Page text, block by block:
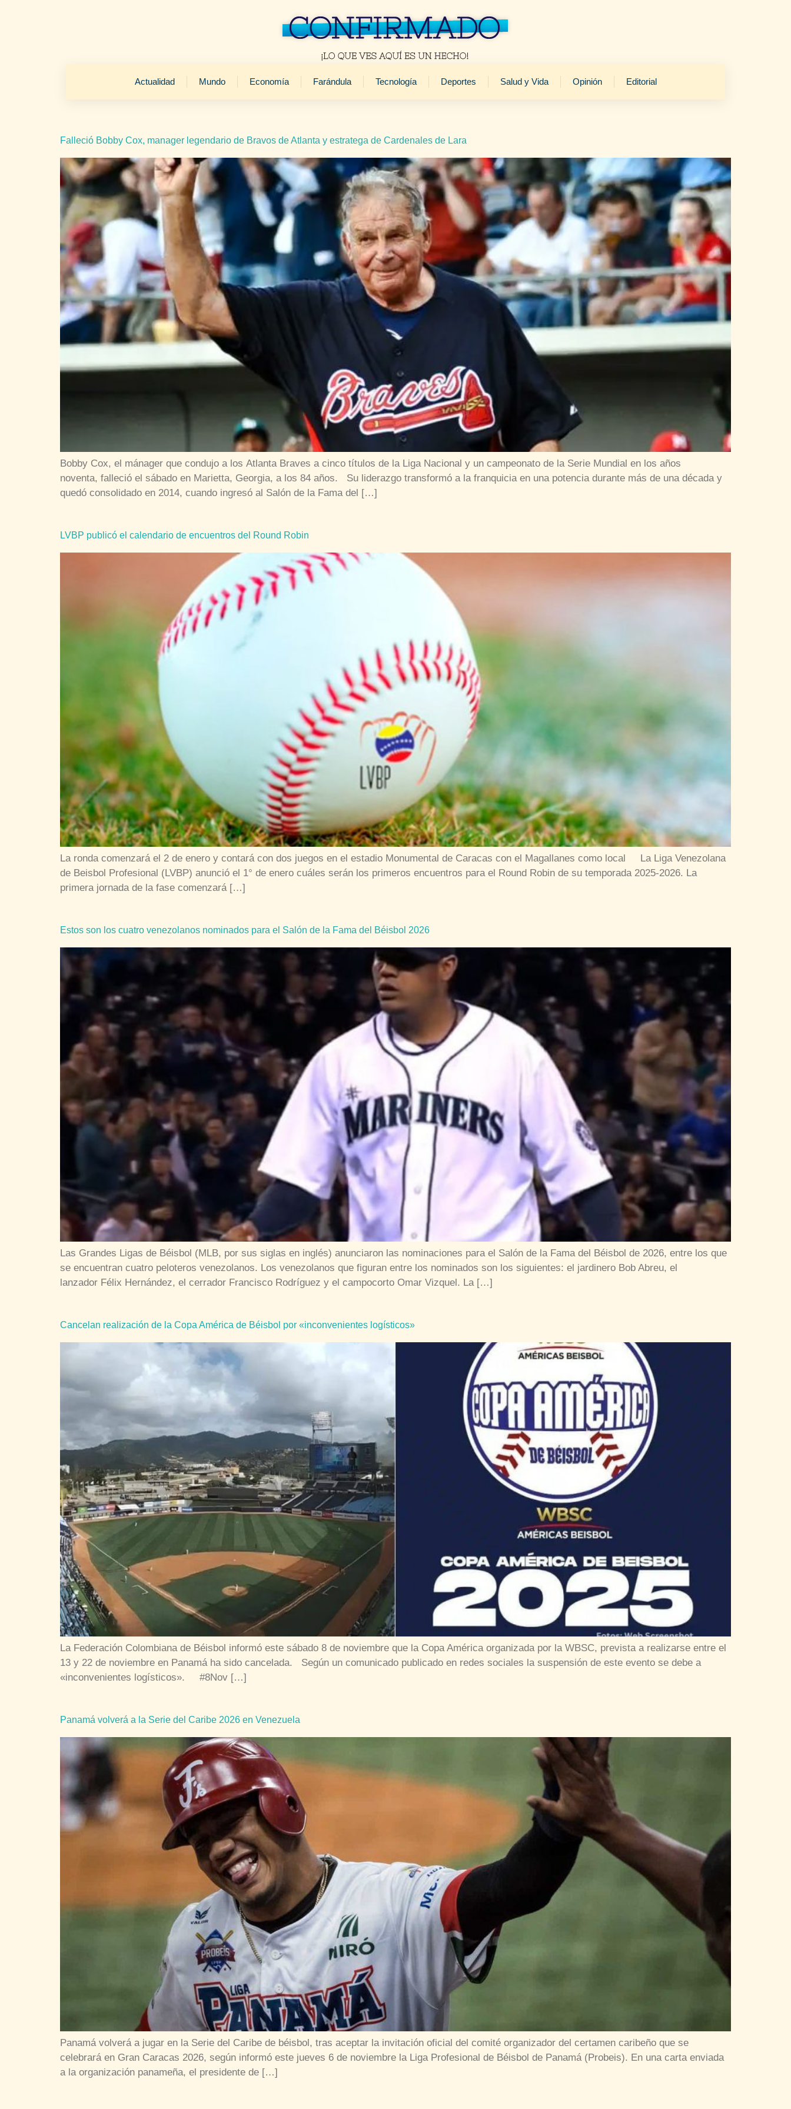
Actualidad Mundo Economía Farándula Tecnología Deportes Salud y Vida Opinión Editorial
Falleció Bobby Cox, manager legendario de Bravos de Atlanta y estratega de Cardenales de Lara
Bobby Cox, el mánager que condujo a los Atlanta Braves a cinco títulos de la Liga Nacional y un campeonato de la Serie Mundial en los años
noventa, falleció el sábado en Marietta, Georgia, a los 84 años. Su liderazgo transformó a la franquicia en una potencia durante más de una década y
quedó consolidado en 2014, cuando ingresó al Salón de la Fama del […]
LVBP publicó el calendario de encuentros del Round Robin
La ronda comenzará el 2 de enero y contará con dos juegos en el estadio Monumental de Caracas con el Magallanes como local La Liga Venezolana
de Beisbol Profesional (LVBP) anunció el 1° de enero cuáles serán los primeros encuentros para el Round Robin de su temporada 2025-2026. La
primera jornada de la fase comenzará […]
Estos son los cuatro venezolanos nominados para el Salón de la Fama del Béisbol 2026
Las Grandes Ligas de Béisbol (MLB, por sus siglas en inglés) anunciaron las nominaciones para el Salón de la Fama del Béisbol de 2026, entre los que
se encuentran cuatro peloteros venezolanos. Los venezolanos que figuran entre los nominados son los siguientes: el jardinero Bob Abreu, el
lanzador Félix Hernández, el cerrador Francisco Rodríguez y el campocorto Omar Vizquel. La […]
Cancelan realización de la Copa América de Béisbol por «inconvenientes logísticos»
La Federación Colombiana de Béisbol informó este sábado 8 de noviembre que la Copa América organizada por la WBSC, prevista a realizarse entre el
13 y 22 de noviembre en Panamá ha sido cancelada. Según un comunicado publicado en redes sociales la suspensión de este evento se debe a
«inconvenientes logísticos». #8Nov […]
Panamá volverá a la Serie del Caribe 2026 en Venezuela
Panamá volverá a jugar en la Serie del Caribe de béisbol, tras aceptar la invitación oficial del comité organizador del certamen caribeño que se
celebrará en Gran Caracas 2026, según informó este jueves 6 de noviembre la Liga Profesional de Béisbol de Panamá (Probeis). En una carta enviada
a la organización panameña, el presidente de […]